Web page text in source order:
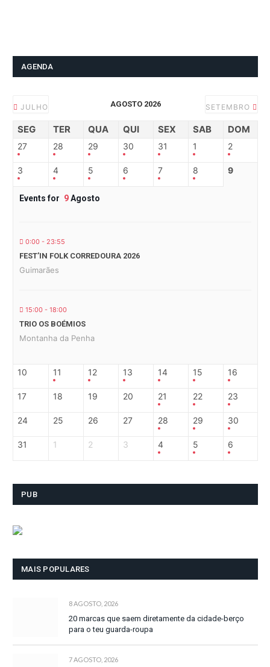
AGENDA
JULHO AGOSTO 2026 SETEMBRO
SEG TER QUA QUI SEX SAB DOM
27 28 29 30 31 1 2
3 4 5 6 7 8 9
Events for 9Agosto
0:00 - 23:55
FEST’IN FOLK CORREDOURA 2026
Guimarães
15:00 - 18:00
TRIO OS BOÉMIOS
Montanha da Penha
10 11 12 13 14 15 16
17 18 19 20 21 22 23
24 25 26 27 28 29 30
31 1 2 3 4 5 6
PUB
MAIS POPULARES
8 AGOSTO, 2026
20 marcas que saem diretamente da cidade-berço
para o teu guarda-roupa
7 AGOSTO, 2026